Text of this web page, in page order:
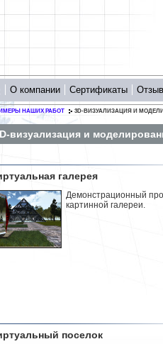
О компании Сертификаты
НАШИХ РАБОТ 3D-ВИЗУАЛИЗАЦИЯ И
визуализация и
галерея
Демонстрационный
картинной галереи.
поселок